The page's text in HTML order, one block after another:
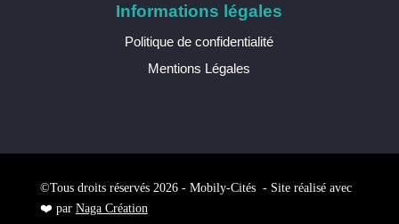
Informations légales
Politique de confidentialité
Mentions Légales
©Tous droits réservés 2026 - Mobily-Cités - Site réalisé avec
❤️ par Naga Création